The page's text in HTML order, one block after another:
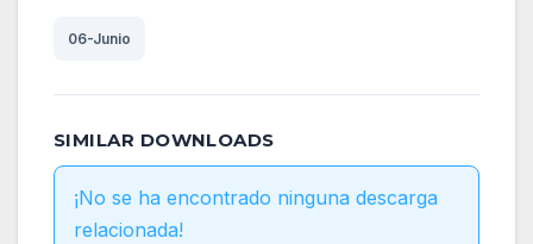
06-Junio
SIMILAR DOWNLOADS
¡No se ha encontrado ninguna descarga
relacionada!